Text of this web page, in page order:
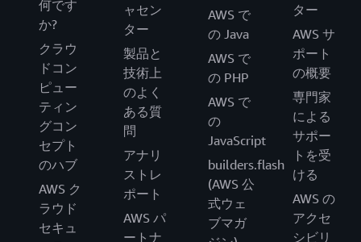
何です
か?
クラウ
ドコン
ピュー
ティン
グコン
セプト
のハブ
AWS ク
ラウド
セキュ
ャセン
ター
製品と
技術上
のよく
ある質
問
アナリ
ストレ
ポート
AWS パ
ートナ
AWS で
の Java
AWS で
の PHP
AWS で
の
JavaScript
builders.flash
(AWS 公
式ウェ
ブマガ
ター
AWS サ
ポート
の概要
専門家
による
サポー
トを受
ける
AWS の
アクセ
シビリ